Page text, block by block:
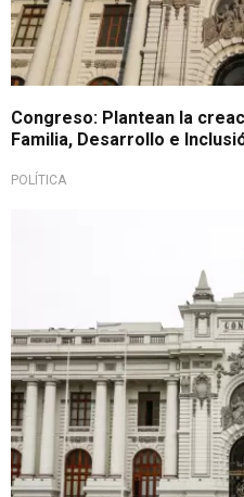
Congreso: Plantean la
Familia, Desarrollo e
POLÍTICA